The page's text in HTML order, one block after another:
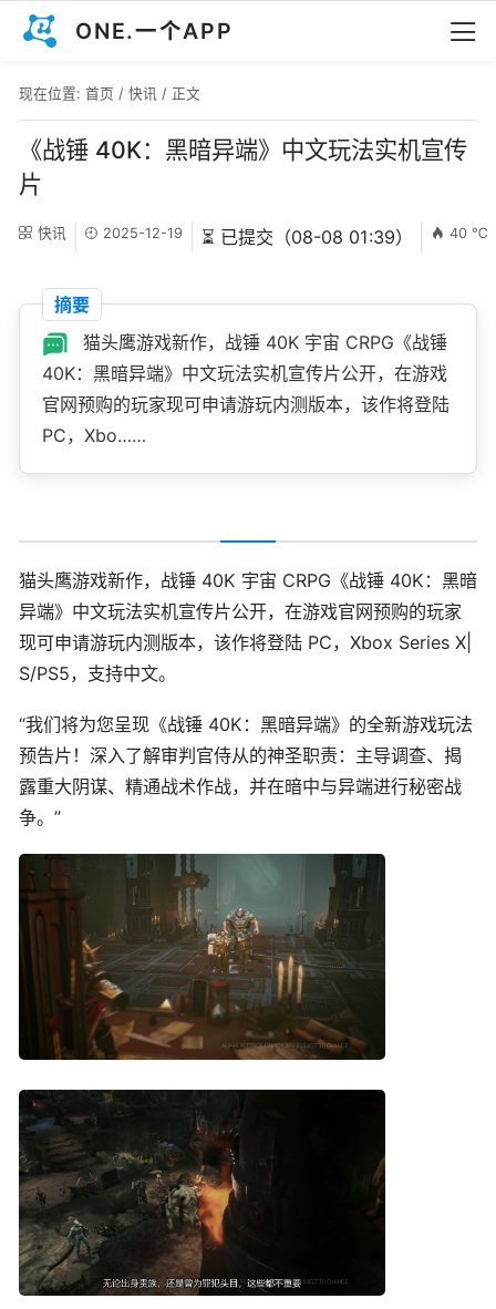
ONE.一个APP
现在位置: 首页 / 快讯 / 正文
《战锤 40K：黑暗异端》中文玩法实机宣传
片
快讯 2025-12-19 ⏳ 已提交（08-08 01:39） 40 ℃
摘要
猫头鹰游戏新作，战锤 40K 宇宙 CRPG《战锤
40K：黑暗异端》中文玩法实机宣传片公开，在游戏
官网预购的玩家现可申请游玩内测版本，该作将登陆
PC，Xbo……
猫头鹰游戏新作，战锤 40K 宇宙 CRPG《战锤 40K：黑暗
异端》中文玩法实机宣传片公开，在游戏官网预购的玩家
现可申请游玩内测版本，该作将登陆 PC，Xbox Series X|
S/PS5，支持中文。
“我们将为您呈现《战锤 40K：黑暗异端》的全新游戏玩法
预告片！深入了解审判官侍从的神圣职责：主导调查、揭
露重大阴谋、精通战术作战，并在暗中与异端进行秘密战
争。”